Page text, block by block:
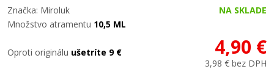
Značka: Miroluk
NA SKLADE
Množstvo atramentu 10,5 ML
Oproti originálu ušetríte 9 € 4,90 €
3,98 € bez DPH